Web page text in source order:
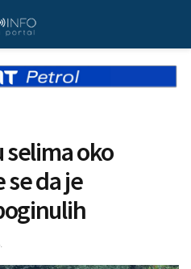
selima oko
se da je